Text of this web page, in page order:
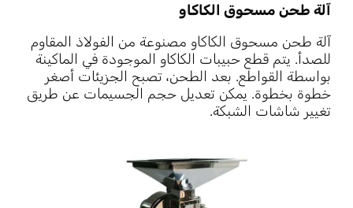
آلة طحن مسحوق الكاكاو
آلة طحن مسحوق الكاكاو مصنوعة من الفولاذ المقاوم
للصدأ. يتم قطع حبيبات الكاكاو الموجودة في الماكينة
بواسطة القواطع. بعد الطحن، تصبح الجزيئات أصغر
خطوة بخطوة. يمكن تعديل حجم الجسيمات عن طريق
تغيير شاشات الشبكة.